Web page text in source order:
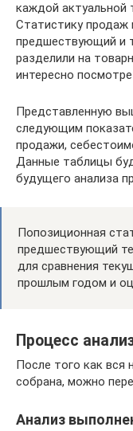
каждой актуальной
Статистику продаж
предшествующий и
разделили на
интересно
Представленную
следующим
продажи,
Данные таблицы
будущего анализа
Попозиционная
предшествующий
для сравнения
прошлым годом и
Процесс
После того как вся
собрана, можно
Анализ